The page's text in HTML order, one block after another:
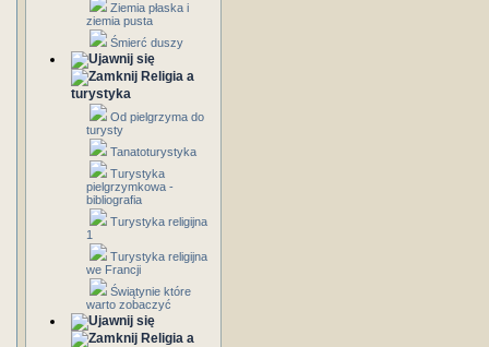
Ziemia płaska i
ziemia pusta
Śmierć duszy
Religia a
turystyka
Od pielgrzyma do
turysty
Tanatoturystyka
Turystyka
pielgrzymkowa -
bibliografia
Turystyka religijna
1
Turystyka religijna
we Francji
Świątynie które
warto zobaczyć
Religia a